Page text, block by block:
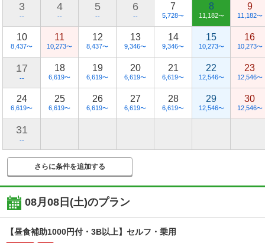
3
--
4
--
5
--
6
--
7
5,728〜
8
11,182〜
9
11,182〜
10
8,437〜
11
10,273〜
12
8,437〜
13
9,346〜
14
9,346〜
15
10,273〜
16
10,273〜
17
--
18
6,619〜
19
6,619〜
20
6,619〜
21
6,619〜
22
12,546〜
23
12,546〜
24
6,619〜
25
6,619〜
26
6,619〜
27
6,619〜
28
6,619〜
29
12,546〜
30
12,546〜
31
--
さらに条件を追加する
08月08日(土)のプラン
【昼食補助1000円付・3B以上】セルフ・乗用